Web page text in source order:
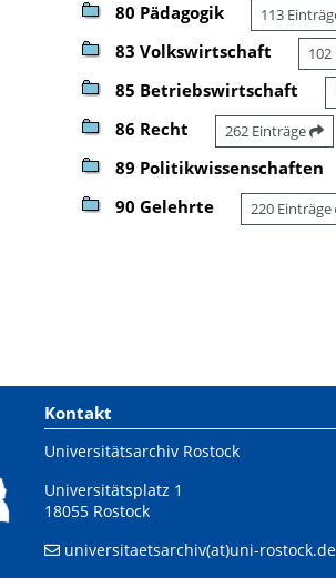
80 Pädagogik 113
83 Volkswirtschaft
85 Betriebswirtschaft
86 Recht 262 Einträge
89 Politikwissenschaften
90 Gelehrte 220 Einträge
Kontakt
Universitätsarchiv Rostock
Universitätsplatz 1
18055 Rostock
universitaetsarchiv(at)uni-rostock.de